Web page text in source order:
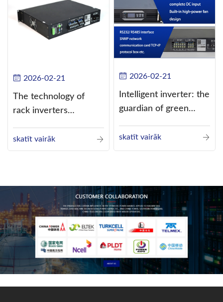
2026-02-21
The technology of
rack inverters
such as the use of
three-CPU control
skatīt vairāk
2026-02-21
Intelligent inverter: the
guardian of green
skatīt vairāk